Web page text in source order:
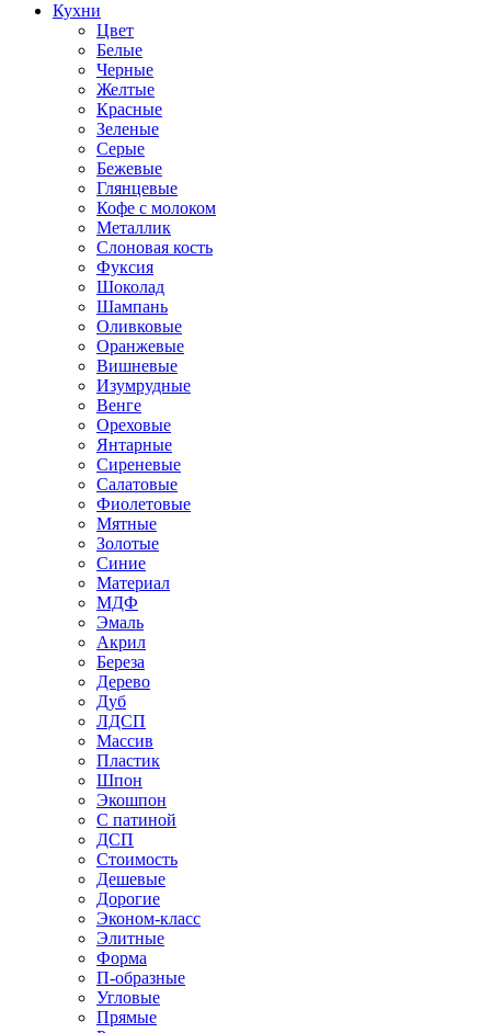
Кухни
Цвет
Белые
Черные
Желтые
Красные
Зеленые
Серые
Бежевые
Глянцевые
Кофе с молоком
Металлик
Слоновая кость
Фуксия
Шоколад
Шампань
Оливковые
Оранжевые
Вишневые
Изумрудные
Венге
Ореховые
Янтарные
Сиреневые
Салатовые
Фиолетовые
Мятные
Золотые
Синие
Материал
МДФ
Эмаль
Акрил
Береза
Дерево
Дуб
ЛДСП
Массив
Пластик
Шпон
Экошпон
С патиной
ДСП
Стоимость
Дешевые
Дорогие
Эконом-класс
Элитные
Форма
П-образные
Угловые
Прямые